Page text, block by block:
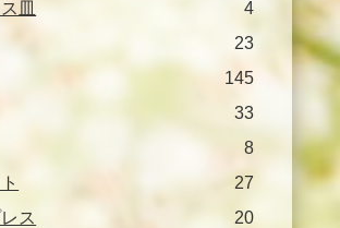
皿
4
23
145
33
8
27
ス
20